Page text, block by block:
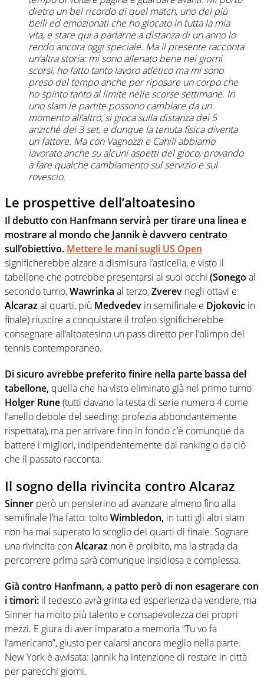
dietro un bel ricordo di quel match, uno dei più
belli ed emozionati che ho giocato in tutta la mia
vita, e stare qui a parlarne a distanza di un anno lo
rendo ancora oggi speciale. Ma il presente racconta
un’altra storia: mi sono allenato bene nei giorni
scorsi, ho fatto tanto lavoro atletico ma mi sono
preso del tempo anche per riposare un corpo che
ho spinto tanto al limite nelle scorse settimane. In
uno slam le partite possono cambiare da un
momento all’altro, si gioca sulla distanza dei 5
anziché dei 3 set, e dunque la tenuta fisica diventa
un fattore. Ma con Vagnozzi e Cahill abbiamo
lavorato anche su alcuni aspetti del gioco, provando
a fare qualche cambiamento sul servizio e sul
rovescio.
Le prospettive dell’altoatesino
Il debutto con Hanfmann servirà per tirare una linea e
mostrare al mondo che Jannik è davvero centrato
sull’obiettivo. Mettere le mani sugli US Open
significherebbe alzare a dismisura l’asticella, e visto il
tabellone che potrebbe presentarsi ai suoi occhi (Sonego al
secondo turno,Wawrinka al terzo,Zverev negli ottavi e
Alcarazai quarti, più Medvedev in semifinale e Djokovic in
finale) riuscire a conquistare il trofeo significherebbe
consegnare all’altoatesino un pass diretto per l’olimpo del
tennis contemporaneo.
Di sicuro avrebbe preferito finire nella parte bassa del
tabellone, quella che ha visto eliminato già nel primo turno
Holger Rune(tutti davano la testa di serie numero 4 come
l’anello debole del seeding: profezia abbondantemente
rispettata), ma per arrivare fino in fondo c’è comunque da
battere i migliori, indipendentemente dal ranking o da ciò
che il passato racconta.
Il sogno della rivincita contro Alcaraz
Sinner però un pensierino ad avanzare almeno fino alla
semifinale l’ha fatto: toltoWimbledon, in tutti gli altri slam
non ha mai superato lo scoglio dei quarti di finale. Sognare
una rivincita conAlcaraz non è proibito, ma la strada da
percorrere prima sarà comunque insidiosa e complessa.
Già contro Hanfmann, a patto però di non esagerare con
i timori: il tedesco avrà grinta ed esperienza da vendere, ma
Sinner ha molto più talento e consapevolezza dei propri
mezzi. E giura di aver imparato a memoria “Tu vo fa
l’americano”, giusto per calarsi ancora meglio nella parte.
New York è avvisata: Jannik ha intenzione di restare in città
per parecchi giorni.